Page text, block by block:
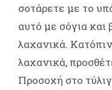
σοτάρετε με το
αυτό με σόγια και
λαχανικά.
λαχανικά,
Προσοχή στο